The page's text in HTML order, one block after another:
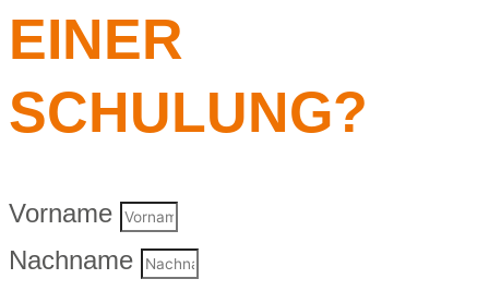
EINER
SCHULUNG?
Vorname
Nachname